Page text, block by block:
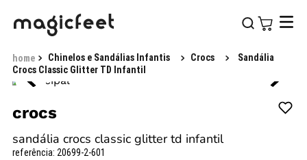
Chinelos e Sandálias Infantis Crocs
Sandália
Crocs Classic Glitter TD Infantil
crocs
sandália crocs classic glitter td infantil
referência: 20699-2-601